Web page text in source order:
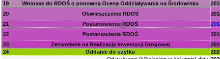
19
Wniosek do RDOŚ o ponowną Ocenę Oddziaływania na Środowisko
20
Obwieszczenie RDOŚ
21
Postanowienie RDOŚ
22
Postanowienie RDOŚ
23
Zezwolenie na Realizację Inwestycji Drogowej
24
Oddanie do użytku